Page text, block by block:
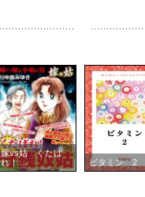
嫁vs姑 くたば
れ！ ...
ビタミン 2